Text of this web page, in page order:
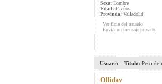
Sexo: Hombre
Edad: 44 años
Provincia: Valladolid
Ver ficha del usuario
Enviar un mensaje privado
Usuario Titulo: Peso de
Ollidav